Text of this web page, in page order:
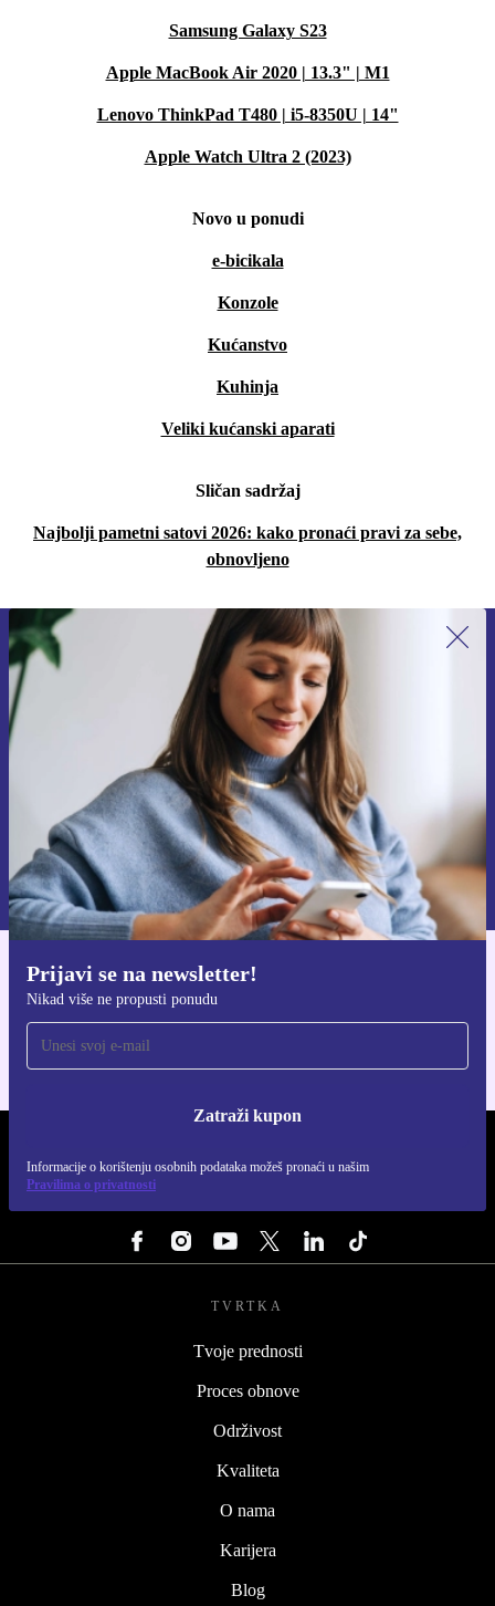
Samsung Galaxy S23
Apple MacBook Air 2020 | 13.3" | M1
Lenovo ThinkPad T480 | i5-8350U | 14"
Apple Watch Ultra 2 (2023)
Novo u ponudi
e-bicikala
Konzole
Kućanstvo
Kuhinja
Veliki kućanski aparati
Sličan sadržaj
Najbolji pametni satovi 2026: kako pronaći pravi za sebe,
obnovljeno
Prijavi se na newsletter!
Nikad više ne propusti ponudu
Zatraži kupon
Informacije o korištenju osobnih podataka možeš pronaći u našim
Pravilima o privatnosti
Prijavi se na newsletter!
Nikad više ne propusti ponudu.
Zatraži kupon
Informacije o korištenju osobnih podataka možeš pronaći u našim
Pravilima privatnosti.
Preuzmi refurbed aplikaciju
Za iOS i Android
TVRTKA
Tvoje prednosti
Proces obnove
Održivost
Kvaliteta
O nama
Karijera
Blog